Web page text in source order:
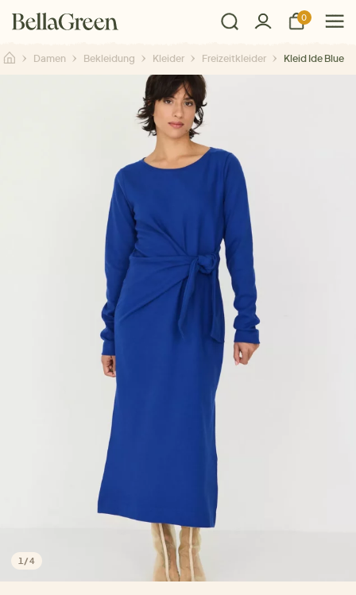
0
Damen Bekleidung Kleider Freizeitkleider Kleid Ide Blue
1 /4